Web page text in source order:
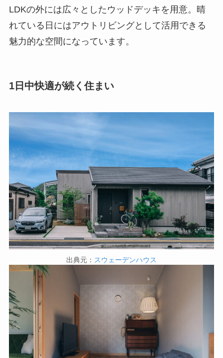
LDKの外には広々としたウッドデッキを用意。晴
れている日にはアウトリビングとして活用できる
魅力的な空間になっています。
1日中快適が続く住まい
出典元： スウェーデンハウス